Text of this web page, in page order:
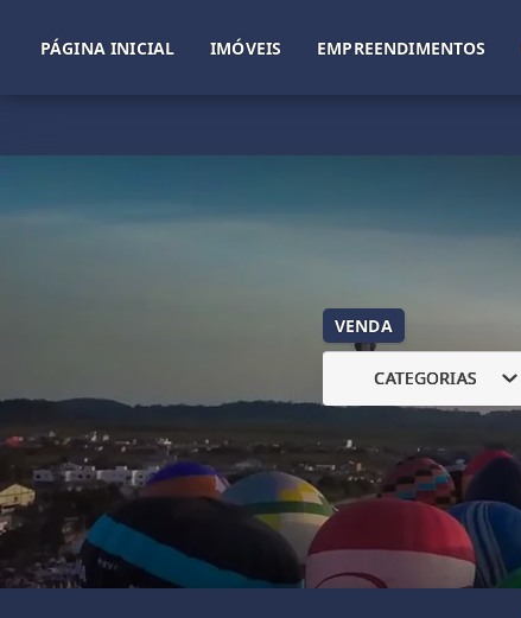
PÁGINA INICIAL IMÓVEIS EMPREENDIMENTOS
VENDA
CATEGORIAS